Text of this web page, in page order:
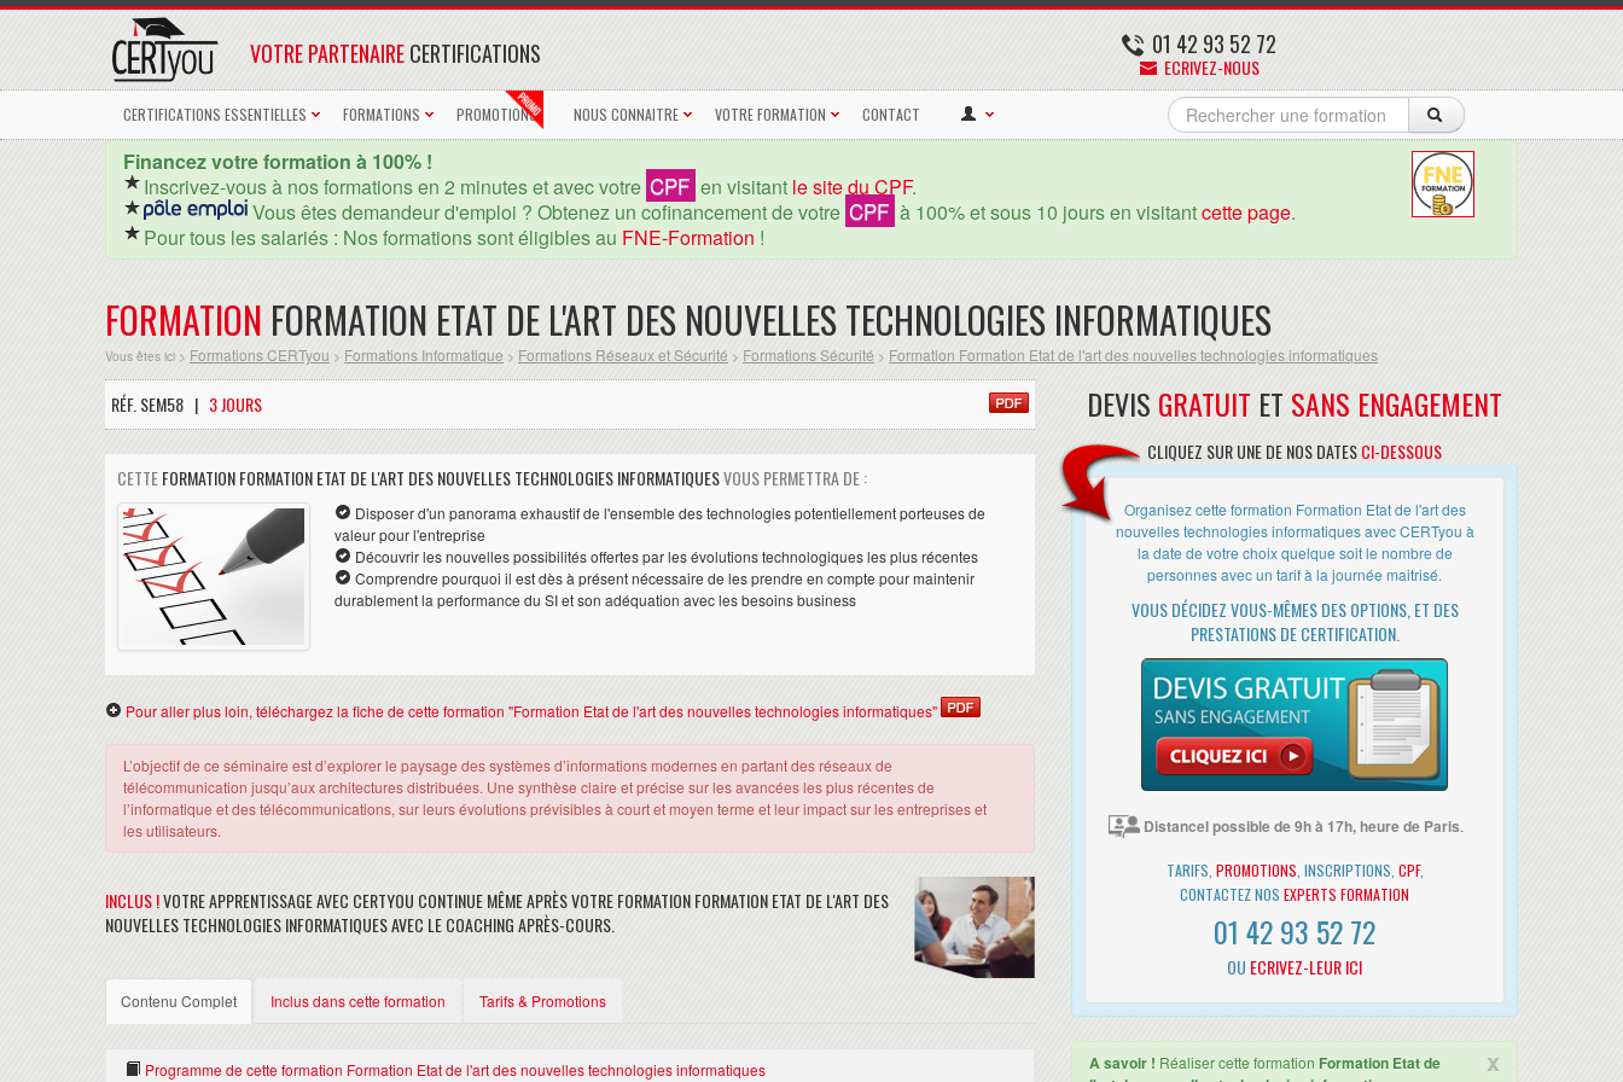
01 42 93 52 72
ECRIVEZ-NOUS
VOTRE PARTENAIRECERTIFICATIONS
CERTIFICATIONS ESSENTIELLES FORMATIONS PROMOTIONS NOUS CONNAITRE VOTRE FORMATION CONTACT
Financez votre formation à 100% !
Inscrivez-vous à nos formations en 2 minutes et avec votre CPF en visitant le site du CPF.
Vous êtes demandeur d'emploi ? Obtenez un cofinancement de votre CPF à 100% et sous 10 jours en visitantcette page.
Pour tous les salariés : Nos formations sont éligibles au FNE-Formation !
FORMATION FORMATION ETAT DE L'ART DES NOUVELLES TECHNOLOGIES INFORMATIQUES
Vous êtes ici > Formations CERTyou > Formations Informatique > Formations Réseaux et Sécurité > Formations Sécurité > Formation Formation Etat de l'art des nouvelles technologies informatiques
RÉF. SEM58 | 3 JOURS
CETTEFORMATION FORMATION ETAT DE L'ART DES NOUVELLES TECHNOLOGIES INFORMATIQUESVOUS PERMETTRA DE :
Disposer d'un panorama exhaustif de l'ensemble des technologies potentiellement porteuses de
valeur pour l'entreprise
Découvrir les nouvelles possibilités offertes par les évolutions technologiques les plus récentes
Comprendre pourquoi il est dès à présent nécessaire de les prendre en compte pour maintenir
durablement la performance du SI et son adéquation avec les besoins business
Pour aller plus loin, téléchargez la fiche de cette formation "Formation Etat de l'art des nouvelles technologies informatiques"
L’objectif de ce séminaire est d’explorer le paysage des systèmes d’informations modernes en partant des réseaux de
télécommunication jusqu’aux architectures distribuées. Une synthèse claire et précise sur les avancées les plus récentes de
l’informatique et des télécommunications, sur leurs évolutions prévisibles à court et moyen terme et leur impact sur les entreprises et
les utilisateurs.
INCLUS !VOTRE APPRENTISSAGE AVEC CERTYOU CONTINUE MÊME APRÈS VOTRE FORMATION FORMATION ETAT DE L'ART DES
NOUVELLES TECHNOLOGIES INFORMATIQUES AVEC LE COACHING APRÈS-COURS.
Contenu Complet Inclus dans cette formation Tarifs & Promotions
Programme de cette formation Formation Etat de l'art des nouvelles technologies informatiques
DEVIS GRATUIT ET SANS ENGAGEMENT
CLIQUEZ SUR UNE DE NOS DATESCI-DESSOUS
Organisez cette formation Formation Etat de l'art des
nouvelles technologies informatiques avec CERTyou à
la date de votre choix quelque soit le nombre de
personnes avec un tarif à la journée maitrisé.
VOUS DÉCIDEZ VOUS-MÊMES DES OPTIONS, ET DES
PRESTATIONS DE CERTIFICATION.
Distancel possible de 9h à 17h, heure de Paris.
TARIFS, PROMOTIONS , INSCRIPTIONS, CPF,
CONTACTEZ NOS EXPERTS FORMATION
01 42 93 52 72
OU ECRIVEZ-LEUR ICI
x
A savoir ! Réaliser cette formation Formation Etat de